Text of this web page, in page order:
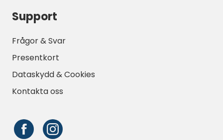
Support
Frågor & Svar
Presentkort
Dataskydd & Cookies
Kontakta oss